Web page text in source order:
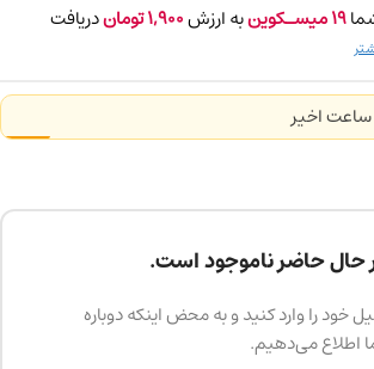
19میسـکوینبه ارزش1,900توماندریافت
حاضر ناموجود است.
خود را وارد کنید و به محض اینکه دوباره
اطلاع می‌دهیم.